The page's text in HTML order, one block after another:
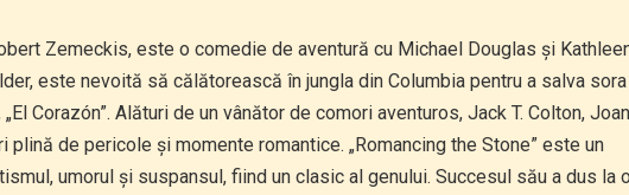
Zemeckis, este o comedie de aventură cu Michael Douglas și
este nevoită să călătorească în jungla din Columbia pentru a salva sora
Corazón”. Alături de un vânător de comori aventuros, Jack T. Colton, Joan
de pericole și momente romantice. „Romancing the Stone” este un
umorul și suspansul, fiind un clasic al genului. Succesul său a dus la o